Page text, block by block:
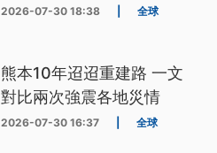
2026-07-30 18:38 全球
熊本10年迢迢重建路 一文
對比兩次強震各地災情
2026-07-30 16:37 全球